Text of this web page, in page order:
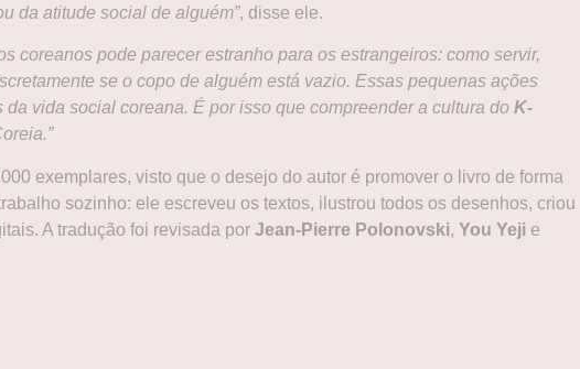
da atitude social de alguém”, disse ele.
coreanos pode parecer estranho para os estrangeiros: como servir,
se o copo de alguém está vazio. Essas pequenas ações
vida social coreana. É por isso que compreender a cultura do K-
exemplares, visto que o desejo do autor é promover o livro de forma
sozinho: ele escreveu os textos, ilustrou todos os desenhos, criou
A tradução foi revisada por Jean-Pierre Polonovski, You Yeji e